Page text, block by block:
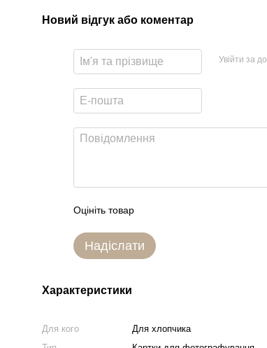
Новий відгук або коментар
Увійти за
Оцініть товар
Надіслати
Характеристики
Для кого
Для хлопчика